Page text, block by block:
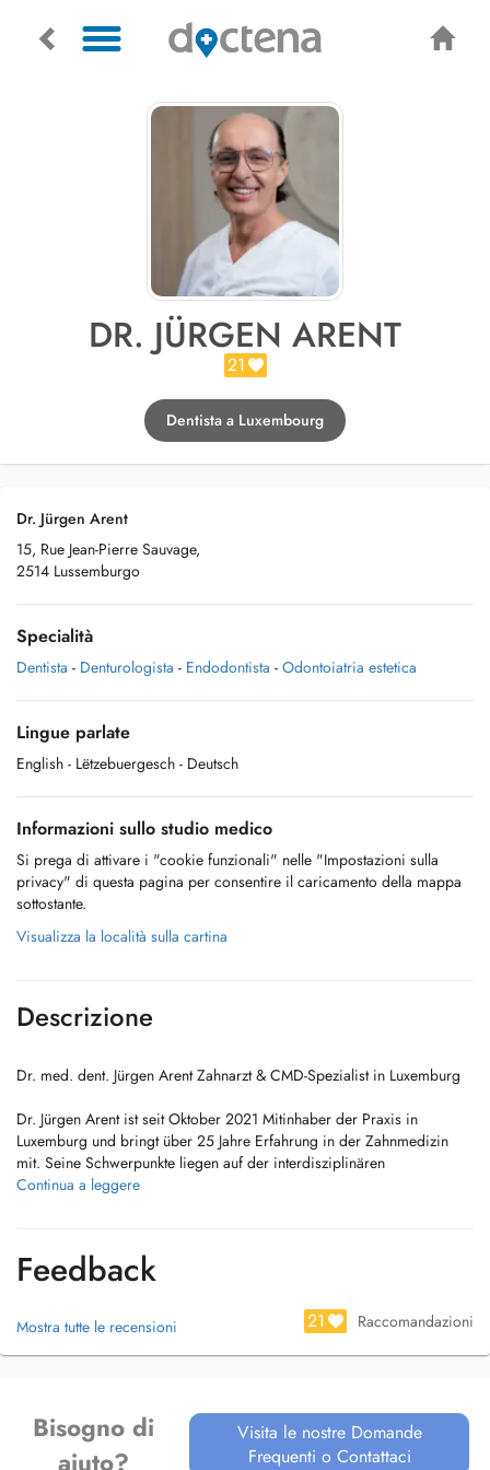
DR. JÜRGEN ARENT
21
Dentista a Luxembourg
Dr. Jürgen Arent
15, Rue Jean-Pierre Sauvage,
2514 Lussemburgo
Specialità
Dentista - Denturologista - Endodontista - Odontoiatria estetica
Lingue parlate
English - Lëtzebuergesch - Deutsch
Informazioni sullo studio medico
Si prega di attivare i "cookie funzionali" nelle "Impostazioni sulla
privacy" di questa pagina per consentire il caricamento della mappa
sottostante.
Visualizza la località sulla cartina
Descrizione
Dr. med. dent. Jürgen Arent Zahnarzt & CMD-Spezialist in Luxemburg
Dr. Jürgen Arent ist seit Oktober 2021 Mitinhaber der Praxis in
Luxemburg und bringt über 25 Jahre Erfahrung in der Zahnmedizin
mit. Seine Schwerpunkte liegen auf der interdisziplinären
Zahnheilkunde und insbesondere auf der Behandlung von
Er bietet umfassende zahnärztliche Leistungen an, darunter
ästhetische Zahnheilkunde für ein gesundes und schönes Lächeln.
Auch Zahnreinigung, Füllungen und eine persönliche Beratung beim
Ersttermin gehören selbstverständlich zum Angebot.
Zähne, Kiefer und Muskulatur stets im Zusammenhang mit dem
allgemeinen Wohlbefinden. Dank enger Zusammenarbeit mit anderen
Continua a leggere
Feedback
Mostra tutte le recensioni 21 Raccomandazioni
Bisogno di
aiuto?
Visita le nostre Domande
Frequenti o Contattaci